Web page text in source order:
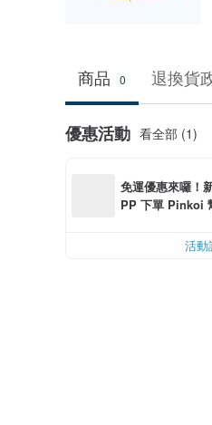
商品 0 退換貨
優惠活動 看全部 (1)
免運優惠來囉！
PP 下單 Pinkoi
活動